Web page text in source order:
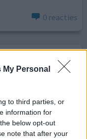
Personal
to third parties, or
information for
below opt-out
note that after your
0 reacties